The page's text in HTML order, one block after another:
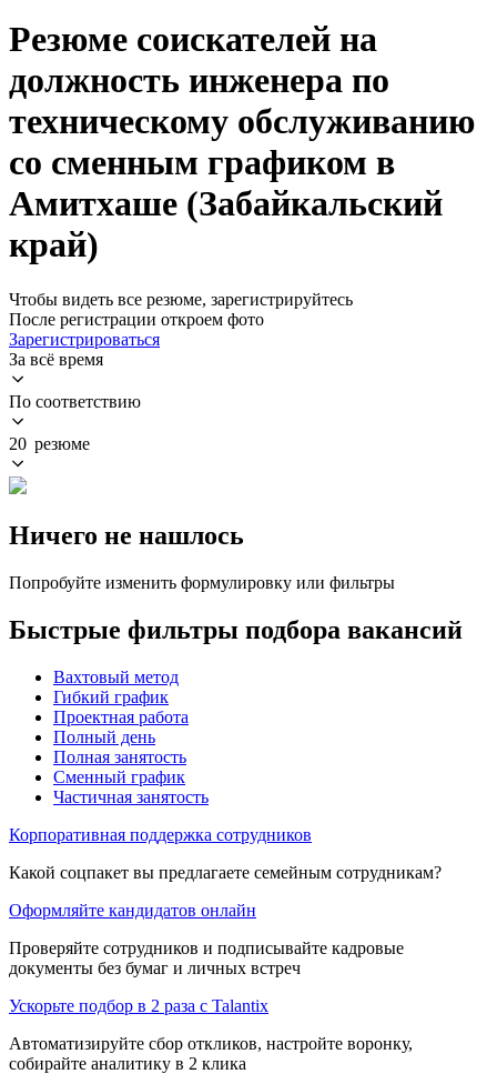
Резюме соискателей на
должность инженера по
техническому обслуживанию
со сменным графиком в
Амитхаше (Забайкальский
край)
Чтобы видеть все резюме, зарегистрируйтесь
После регистрации откроем фото
Зарегистрироваться
За всё время
По соответствию
20 резюме
Ничего не нашлось
Попробуйте изменить формулировку или фильтры
Быстрые фильтры подбора вакансий
Вахтовый метод
Гибкий график
Проектная работа
Полный день
Полная занятость
Сменный график
Частичная занятость
Корпоративная поддержка сотрудников
Какой соцпакет вы предлагаете семейным сотрудникам?
Оформляйте кандидатов онлайн
Проверяйте сотрудников и подписывайте кадровые
документы без бумаг и личных встреч
Ускорьте подбор в 2 раза с Talantix
Автоматизируйте сбор откликов, настройте воронку,
собирайте аналитику в 2 клика